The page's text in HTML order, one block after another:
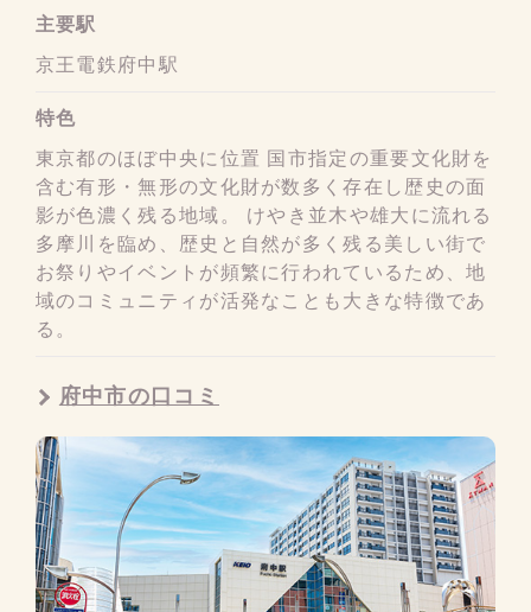
主要駅
京王電鉄府中駅
特色
東京都のほぼ中央に位置 国市指定の重要文化財を
含む有形・無形の文化財が数多く存在し歴史の面
影が色濃く残る地域。 けやき並木や雄大に流れる
多摩川を臨め、歴史と自然が多く残る美しい街で
お祭りやイベントが頻繁に行われているため、地
域のコミュニティが活発なことも大きな特徴であ
る。
府中市の口コミ